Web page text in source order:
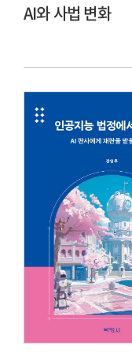
AI와 사법 변화